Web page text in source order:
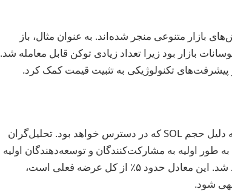
بازار متنوعی منجر شده‌اند. به عنوان مثال، باز
در نوسانات بازار بود زیرا تعداد زیادی توکن قابل معامله شد.
و پیشرفت‌های تکنولوژیکی به تثبیت قیمت کمک کرد.
باز شدن مارس ۲۰۲۵ به‌خصوص قابل توجه است به دلیل حجم SOL که در دسترس خواهد بود. تحلیل‌گران
طور اولیه به مشارکت‌کنندگان و توسعه‌دهندگان اولیه
پروژه تخصیص داده شده بودند، وارد گردش خواهد شد. این معادل حدود ۵٪ از کل عرضه فعلی است،
شود.